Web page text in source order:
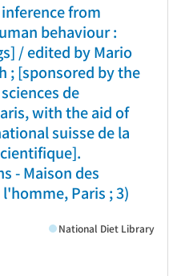
from
behaviour :
/ edited by Mario
; [sponsored by the
de
with the aid of
suisse de la
- Maison des
Paris ; 3)
National Diet Library